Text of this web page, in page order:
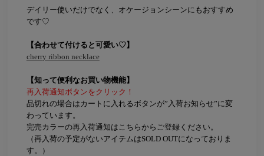
デイリー使いだけでなく、オケージョンシーンにもおすすめ
です♡
【合わせて付けると可愛い♡】
cherry ribbon necklace
【知って便利なお買い物機能】
再入荷通知ボタンをクリック！
品切れの場合はカートに入れるボタンが”入荷お知らせ”に変
わっています。
完売カラーの再入荷通知はこちらからご登録ください。
（再入荷の予定がないアイテムはSOLD OUTになっておりま
す。）